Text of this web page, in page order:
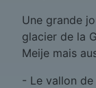
Une grande
glacier de la
Meije mais
- Le vallon